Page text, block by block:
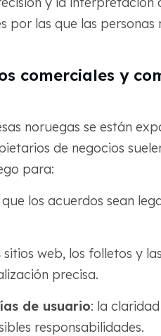
por las que las personas
comerciales y
noruegas se están
de negocios
para:
los acuerdos sean
sitios web, los folletos y
precisa.
de usuario: la
responsabilidades.